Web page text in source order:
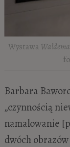
Wystawa
Barbara
„czynnością
namalowanie
dwóch